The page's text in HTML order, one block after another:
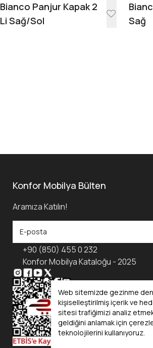
Web sitemizde gezinme
kişiselleştirilmiş içerik ve
sitesi trafiğimizi analiz
geldiğini anlamak için
teknolojilerini kullanıyoruz.
Bianco Panjur Kapak 2
Li Sağ/Sol
Sağ
Konfor Mobilya Bülten
Aramıza Katılın!
+90 (850) 455 0 232
Konfor Mobilya Kataloğu - 2025